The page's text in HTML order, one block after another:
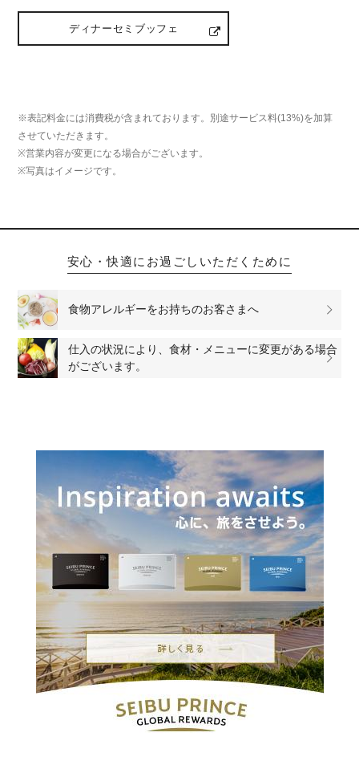
ディナーセミブッフェ
※表記料金には消費税が含まれております。別途サービス料(13%)を加算
させていただきます。
※営業内容が変更になる場合がございます。
※写真はイメージです。
安心・快適にお過ごしいただくために
食物アレルギーをお持ちのお客さまへ
仕入の状況により、食材・メニューに変更がある場合
がございます。